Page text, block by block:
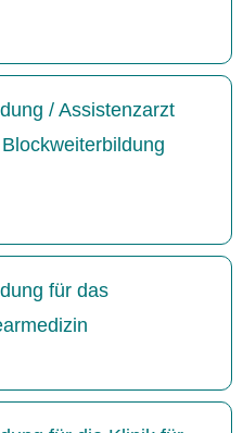
/ Assistenzarzt
für das